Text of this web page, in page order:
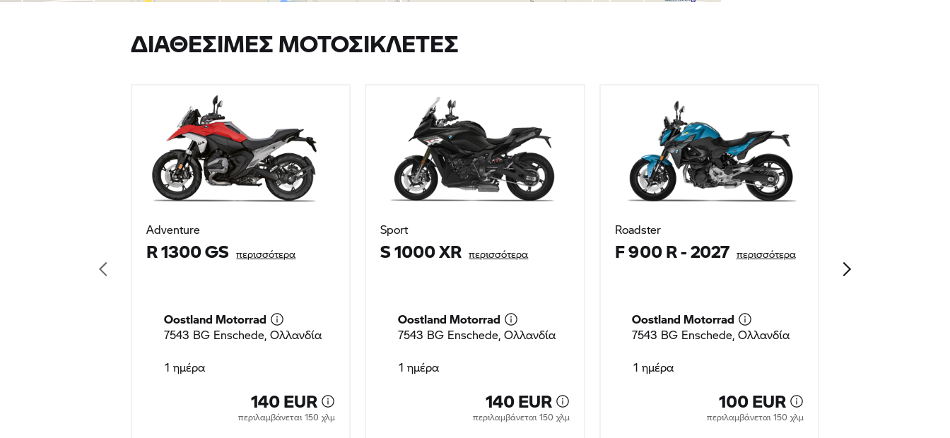
ΔΙΑΘΈΣΙΜΕΣ ΜΟΤΟΣΙΚΛΈΤΕΣ
Adventure
R 1300 GS περισσότερα
Oostland Motorrad
7543 BG Enschede, Ολλανδία
1 ημέρα
140 EUR
περιλαμβάνεται 150 χλμ
Sport
S 1000 XR περισσότερα
Oostland Motorrad
7543 BG Enschede, Ολλανδία
1 ημέρα
140 EUR
περιλαμβάνεται 150 χλμ
Roadster
F 900 R- 2027 περισσότερα
Oostland Motorrad
7543 BG Enschede, Ολλανδία
1 ημέρα
100 EUR
περιλαμβάνεται 150 χλμ